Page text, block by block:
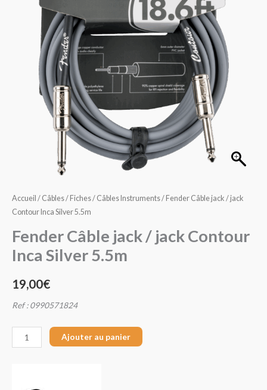
Accueil / Câbles / Fiches/ Câbles Instruments/ Fender Câble jack / jack
Contour Inca Silver 5.5m
Fender Câble jack / jack Contour
Inca Silver 5.5m
19,00€
Ref : 0990571824
Contour
Ajouter au panier